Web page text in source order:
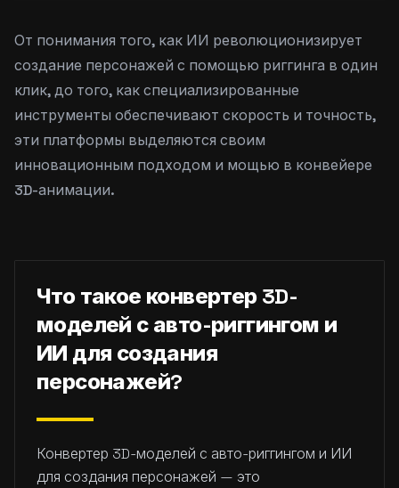
От понимания того, как ИИ революционизирует
создание персонажей с помощью риггинга в один
клик, до того, как специализированные
инструменты обеспечивают скорость и точность,
эти платформы выделяются своим
инновационным подходом и мощью в конвейере
3D-анимации.
Что такое конвертер 3D-
моделей с авто-риггингом и
ИИ для создания
персонажей?
Конвертер 3D-моделей с авто-риггингом и ИИ
для создания персонажей — это